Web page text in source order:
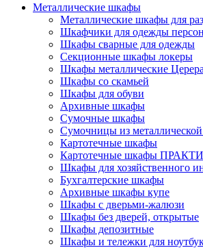
Металлические шкафы
Металлические шкафы для
Шкафчики для одежды
Шкафы сварные для одежды
Секционные шкафы локеры
Шкафы металлические Церера
Шкафы со скамьей
Шкафы для обуви
Архивные шкафы
Сумочные шкафы
Сумочницы из металлической
Картотечные шкафы
Картотечные шкафы
Шкафы для хозяйственного
Бухгалтерские шкафы
Архивные шкафы купе
Шкафы с дверьми-жалюзи
Шкафы без дверей, открытые
Шкафы депозитные
Шкафы и тележки для